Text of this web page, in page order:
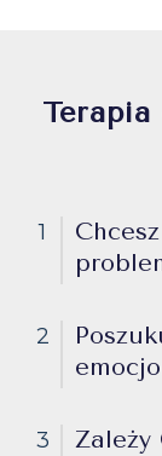
1
2
3
Zależy